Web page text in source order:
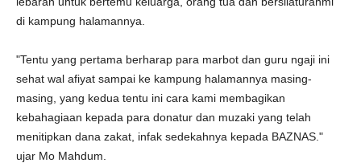
di kampung halamannya.
"Tentu yang pertama berharap para marbot dan guru ngaji ini
sehat wal afiyat sampai ke kampung halamannya masing-
masing, yang kedua tentu ini cara kami membagikan
kebahagiaan kepada para donatur dan muzaki yang telah
menitipkan dana zakat, infak sedekahnya kepada BAZNAS."
ujar Mo Mahdum.